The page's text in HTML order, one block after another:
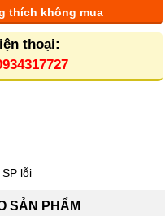
thích không mua
thoại:
lỗi
SẢN PHẨM